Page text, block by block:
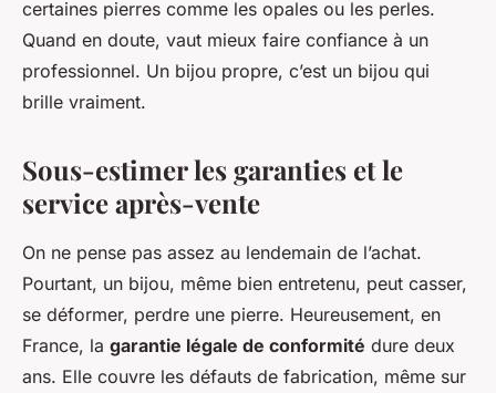
certaines pierres comme les opales ou les perles.
Quand en doute, vaut mieux faire confiance à un
professionnel. Un bijou propre, c’est un bijou qui
brille vraiment.
Sous-estimer les garanties et le
service après-vente
On ne pense pas assez au lendemain de l’achat.
Pourtant, un bijou, même bien entretenu, peut casser,
se déformer, perdre une pierre. Heureusement, en
France, la garantie légale de conformité dure deux
ans. Elle couvre les défauts de fabrication, même sur